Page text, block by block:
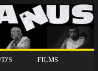
FILMS